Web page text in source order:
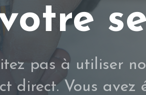
pas à utiliser
direct. Vous